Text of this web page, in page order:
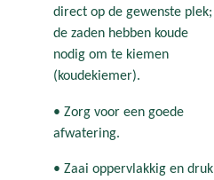
direct op de gewenste plek;
de zaden hebben koude
nodig om te kiemen
(koudekiemer).
• Zorg voor een goede
afwatering.
• Zaai oppervlakkig en druk